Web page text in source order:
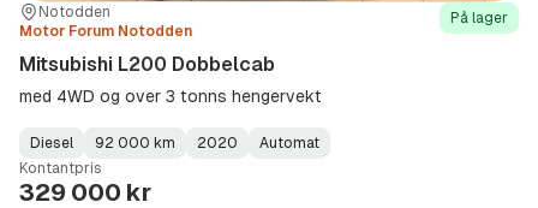
Sted:Notodden
Forhandler:
Motor Forum Notodden
På lager
Mitsubishi L200 Dobbelcab
med 4WD og over 3 tonns hengervekt
Fuel
Type:
Diesel
Kilometerstand:
92 000 km
Model
Year:
2020
Gearbox
Type:
Automat
Kontantpris
329 000 kr